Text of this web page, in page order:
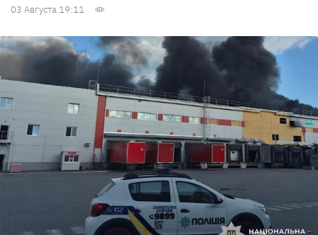
03 Августа 19:11